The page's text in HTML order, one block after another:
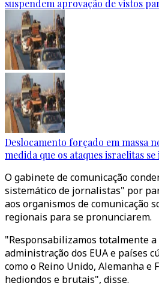
suspendem aprovação de vistos
Deslocamento forçado em massa
medida que os ataques israelitas
O gabinete de comunicação
sistemático de jornalistas" por
aos organismos de comunicação
regionais para se pronunciarem.
"Responsabilizamos totalmente
administração dos EUA e países
como o Reino Unido, Alemanha e
hediondos e brutais", disse.